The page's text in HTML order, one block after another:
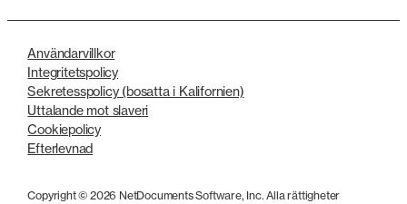
Användarvillkor
Integritetspolicy
Sekretesspolicy (bosatta i Kalifornien)
Uttalande mot slaveri
Cookiepolicy
Efterlevnad
Copyright © 2026 NetDocuments Software, Inc. Alla rättigheter